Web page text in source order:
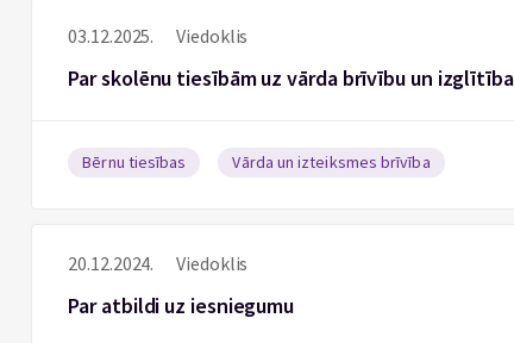
03.12.2025. Viedoklis
Par skolēnu tiesībām uz vārda brīvību un
Bērnu tiesības Vārda un izteiksmes brīvība
20.12.2024. Viedoklis
Par atbildi uz iesniegumu